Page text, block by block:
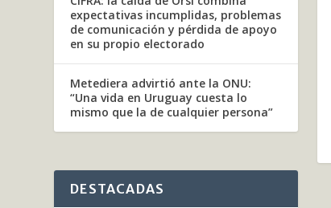
expectativas incumplidas, problemas
de comunicación y pérdida de apoyo
en su propio electorado
Metediera advirtió ante la ONU:
“Una vida en Uruguay cuesta lo
mismo que la de cualquier persona”
DESTACADAS